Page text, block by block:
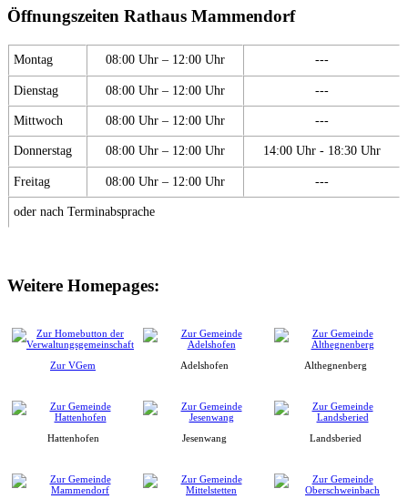
Öffnungszeiten Rathaus Mammendorf
Montag 08:00 Uhr – 12:00 Uhr ---
Dienstag 08:00 Uhr – 12:00 Uhr ---
Mittwoch 08:00 Uhr – 12:00 Uhr ---
Donnerstag 08:00 Uhr – 12:00 Uhr 14:00 Uhr - 18:30 Uhr
Freitag 08:00 Uhr – 12:00 Uhr ---
oder nach Terminabsprache
Weitere Homepages:
Zur VGem Adelshofen Althegnenberg
Hattenhofen Jesenwang Landsberied